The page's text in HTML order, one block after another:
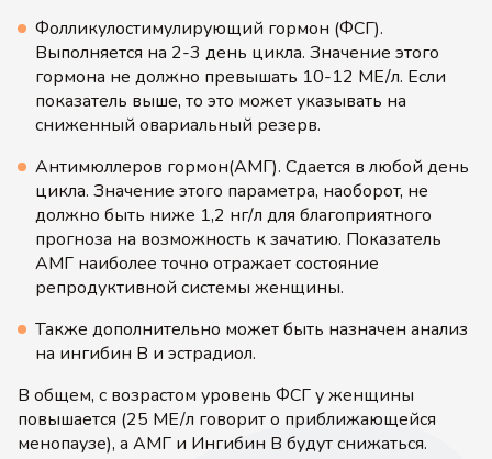
Фолликулостимулирующий гормон (ФСГ).
Выполняется на 2-3 день цикла. Значение этого
гормона не должно превышать 10-12 МЕ/л. Если
показатель выше, то это может указывать на
сниженный овариальный резерв.
Антимюллеров гормон(АМГ). Сдается в любой день
цикла. Значение этого параметра, наоборот, не
должно быть ниже 1,2 нг/л для благоприятного
прогноза на возможность к зачатию. Показатель
АМГ наиболее точно отражает состояние
репродуктивной системы женщины.
Также дополнительно может быть назначен анализ
на ингибин В и эстрадиол.
В общем, с возрастом уровень ФСГ у женщины
повышается (25 МЕ/л говорит о приближающейся
менопаузе), а АМГ и Ингибин В будут снижаться.